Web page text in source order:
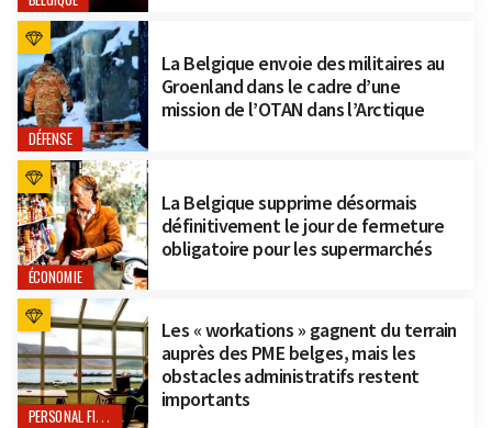
DÉFENSE
La Belgique envoie des militaires au
Groenland dans le cadre d’une
mission de l’OTAN dans l’Arctique
ÉCONOMIE
La Belgique supprime désormais
définitivement le jour de fermeture
obligatoire pour les supermarchés
PERSONAL FINANCE
Les « workations » gagnent du terrain
auprès des PME belges, mais les
obstacles administratifs restent
importants